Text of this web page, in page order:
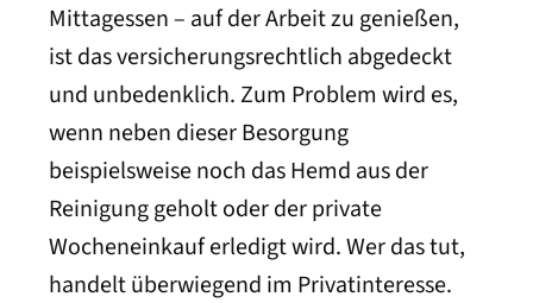
Mittagessen – auf der Arbeit zu genießen,
ist das versicherungsrechtlich abgedeckt
und unbedenklich. Zum Problem wird es,
wenn neben dieser Besorgung
beispielsweise noch das Hemd aus der
Reinigung geholt oder der private
Wocheneinkauf erledigt wird. Wer das tut,
handelt überwiegend im Privatinteresse.